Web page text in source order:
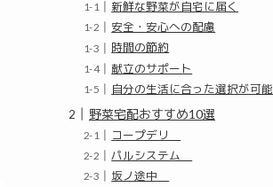
新鮮な野菜が自宅に届く
安全・安心への配慮
時間の節約
献立のサポート
自分の生活に合った選択が可能
野菜宅配おすすめ10選
コープデリ
パルシステム
坂ノ途中